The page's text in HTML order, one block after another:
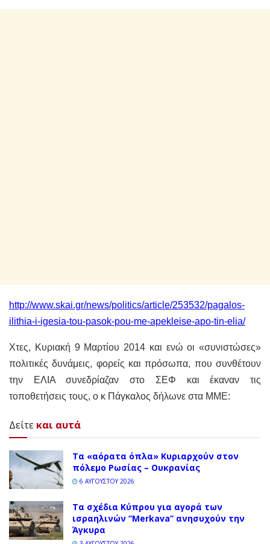
http://www.skai.gr/news/politics/article/253532/pagalos-
ilithia-i-igesia-tou-pasok-pou-me-apekleise-apo-tin-elia/
Χτες, Κυριακή 9 Μαρτίου 2014 και ενώ οι «συνιστώσες»
πολιτικές δυνάμεις, φορείς και πρόσωπα, που συνθέτουν
την ΕΛΙΑ συνεδρίαζαν στο ΣΕΦ και έκαναν τις
τοποθετήσεις τους, ο κ Πάγκαλος δήλωνε στα ΜΜΕ:
Δείτε και αυτά
Τα «αόρατα όπλα» Κυριαρχούν στον
πόλεμο Ρωσίας – Ουκρανίας
6 ΑΥΓΟΎΣΤΟΥ 2026
Τα σχέδια Κύπρου για αγορά των
ισραηλινών “Merkava” ανησυχούν την
Άγκυρα